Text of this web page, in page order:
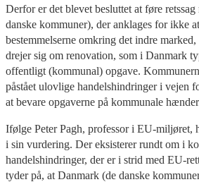
Derfor er det blevet besluttet at føre
danske kommuner), der anklages for ikke
bestemmelserne omkring det indre
drejer sig om renovation, som i Danmark
offentligt (kommunal) opgave.
påstået ulovlige handelshindringer i vejen
at bevare opgaverne på kommunale
Ifølge Peter Pagh, professor i EU-miljøret,
i sin vurdering. Der eksisterer rundt om i
handelshindringer, der er i strid med EU-
tyder på, at Danmark (de danske